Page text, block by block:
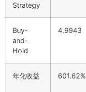
Strategy
Buy-
and-
Hold
4.9943
年化收益 601.62%